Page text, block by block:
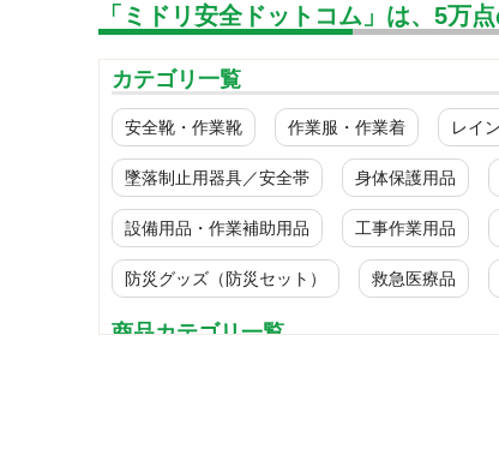
「ミドリ安全ドットコム」は、5万
カテゴリ一覧
安全靴・作業靴 作業服・作業着 レイ
墜落制止用器具／安全帯 身体保護用品
設備用品・作業補助用品 工事作業用品
防災グッズ（防災セット） 救急医療品
商品カテゴリ一覧